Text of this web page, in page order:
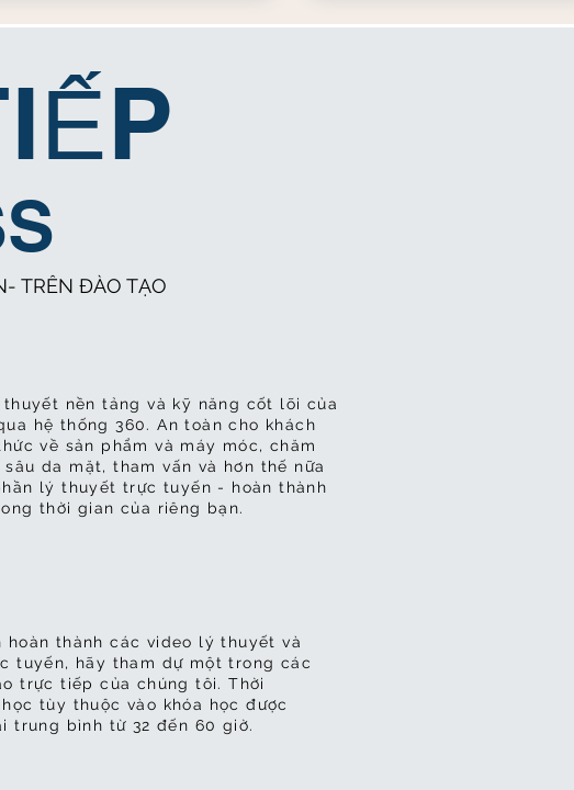
TRÊN ĐÀO TẠO
nền tảng và kỹ năng cốt lõi của
hệ thống 360. An toàn cho khách
về sản phẩm và máy móc, chăm
sâu da mặt, tham vấn và hơn thế nữa
lý thuyết trực tuyến - hoàn thành
thời gian của riêng bạn.
hoàn thành các video lý thuyết và
tuyến, hãy tham dự một trong các
trực tiếp của chúng tôi. Thời
tùy thuộc vào khóa học được
trung bình từ 32 đến 60 giờ.